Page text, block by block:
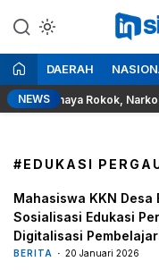
ke
konten
DAERAH
NEWS
Bahaya Rokok,
#EDUKASI
Mahasiswa KKN Desa
Sosialisasi Edukasi
Digitalisasi
Jonggat
BERITA 20 Januari 2026